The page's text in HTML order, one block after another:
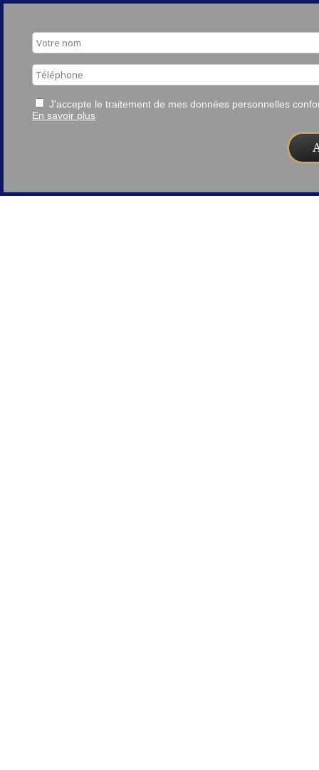
J'accepte le traitement de mes données personnelles
En savoir plus